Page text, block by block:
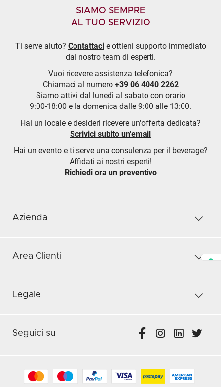
SIAMO SEMPRE
AL TUO SERVIZIO
Ti serve aiuto? Contattacie ottieni supporto immediato
dal nostro team di esperti.
Vuoi ricevere assistenza telefonica?
Chiamaci al numero +39 06 4040 2262
Siamo attivi dal lunedì al sabato con orario
9:00-18:00 e la domenica dalle 9:00 alle 13:00.
Hai un locale e desideri ricevere un'offerta dedicata?
Scrivici subito un'email
Hai un evento e ti serve una consulenza per il beverage?
Affidati ai nostri esperti!
Richiedi ora un preventivo
Azienda
Area Clienti
Legale
Seguici su